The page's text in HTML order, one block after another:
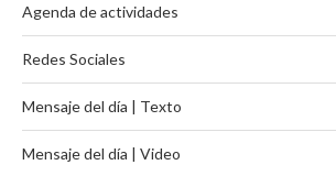
Agenda de actividades
Redes Sociales
Mensaje del día | Texto
Mensaje del día | Video